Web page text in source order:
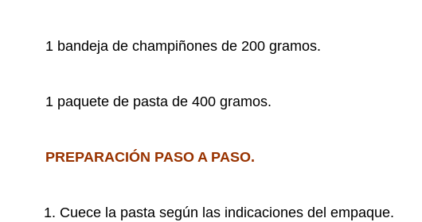
1 bandeja de champiñones de 200 gramos.
1 paquete de pasta de 400 gramos.
PREPARACIÓN PASO A PASO.
Cuece la pasta según las indicaciones del empaque.